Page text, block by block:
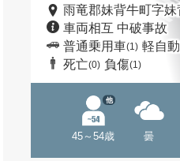
雨竜郡妹背牛町字
車両相互 中破事故
普通乗用車(1) 軽自
死亡(0) 負傷(1)
45～54歳
他
曇